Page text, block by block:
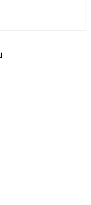
🍄 get ...
and ...